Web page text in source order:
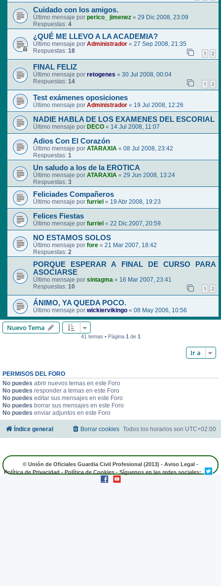
Cuidado con los amigos.
Último mensaje por perico_ jimenez « 29 Dic 2008, 23:09
Respuestas: 4
¿QUÉ ME LLEVO A LA ACADEMIA?
Último mensaje por Administrador « 27 Sep 2008, 21:35
Respuestas: 18 1 2
FINAL FELIZ
Último mensaje por retogenes « 30 Jul 2008, 00:04
Respuestas: 14 1 2
Test exámenes oposiciones
Último mensaje por Administrador « 19 Jul 2008, 12:26
NADIE HABLA DE LOS EXAMENES DEL ESCORIAL
Último mensaje por DECO « 14 Jul 2008, 11:07
Adios Con El Corazón
Último mensaje por ATARAXIA « 08 Jul 2008, 23:42
Respuestas: 1
Un saludo a los de la EROTICA
Último mensaje por ATARAXIA « 29 Jun 2008, 13:24
Respuestas: 3
Feliciades Compañeros
Último mensaje por furriel « 19 Abr 2008, 19:23
Felices Fiestas
Último mensaje por furriel « 22 Dic 2007, 20:59
NO ESTAMOS SOLOS
Último mensaje por fore « 21 Mar 2007, 18:42
Respuestas: 2
PORQUE ESPERAR A FINAL DE CURSO PARA
ASOCIARSE
Último mensaje por sintagma « 16 Mar 2007, 23:41
Respuestas: 10 1 2
ÁNIMO, YA QUEDA POCO.
Último mensaje por wickiervikingo « 08 May 2006, 10:56
Nuevo Tema
41 temas • Página 1 de 1
Ir a
PERMISOS DEL FORO
No puedes abrir nuevos temas en este Foro
No puedes responder a temas en este Foro
No puedes editar sus mensajes en este Foro
No puedes borrar sus mensajes en este Foro
No puedes enviar adjuntos en este Foro
Índice general Todos los horarios son UTC+02:00
Borrar cookies
© Unión de Oficiales Guardia Civil Profesional (2013) - Aviso Legal -
Política de Privacidad - Política de Cookies - Síguenos en las redes sociales: